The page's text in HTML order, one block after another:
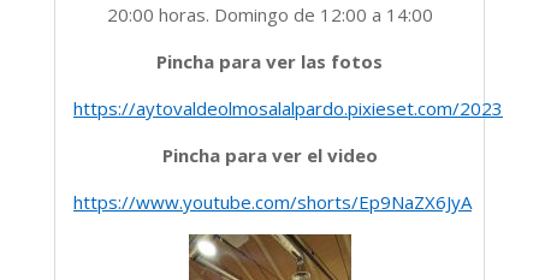
20:00 horas. Domingo de 12:00 a 14:00
Pincha para ver las fotos
https://aytovaldeolmosalalpardo.pixieset.com/
Pincha para ver el video
https://www.youtube.com/shorts/Ep9NaZX6JyA